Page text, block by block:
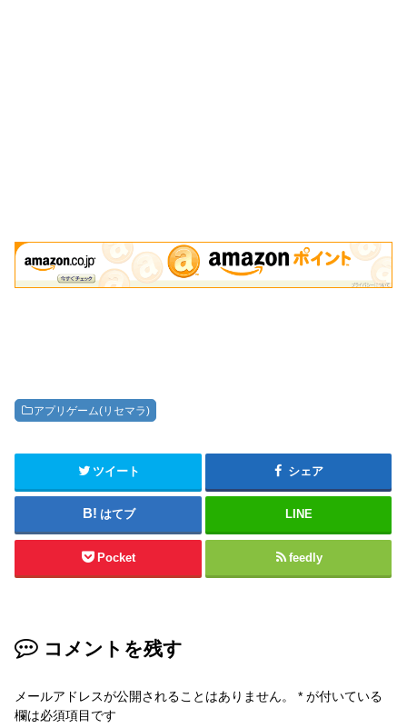
アプリゲーム(リセマラ)
ツイート シェア
はてブ LINE
Pocket feedly
コメントを残す
メールアドレスが公開されることはありません。 * が付いている
欄は必須項目です